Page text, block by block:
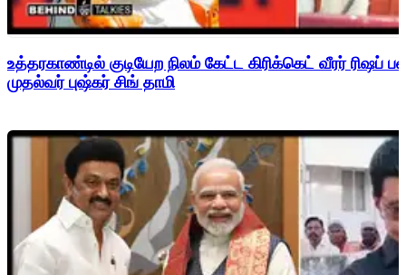
உத்தரகாண்டில் குடியேற நிலம் கேட்ட கிரிக்கெட் வீரர்
முதல்வர் புஷ்கர் சிங் தாமி